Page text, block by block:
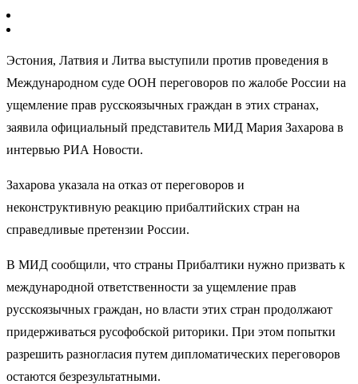
Эстония, Латвия и Литва выступили против проведения в
Международном суде ООН переговоров по жалобе России на
ущемление прав русскоязычных граждан в этих странах,
заявила официальный представитель МИД Мария Захарова в
интервью РИА Новости.
Захарова указала на отказ от переговоров и
неконструктивную реакцию прибалтийских стран на
справедливые претензии России.
В МИД сообщили, что страны Прибалтики нужно призвать к
международной ответственности за ущемление прав
русскоязычных граждан, но власти этих стран продолжают
придерживаться русофобской риторики. При этом попытки
разрешить разногласия путем дипломатических переговоров
остаются безрезультатными.